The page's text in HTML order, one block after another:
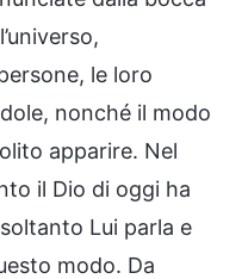
le loro
nonché il modo
apparire. Nel
il Dio di oggi ha
Lui parla e
modo. Da